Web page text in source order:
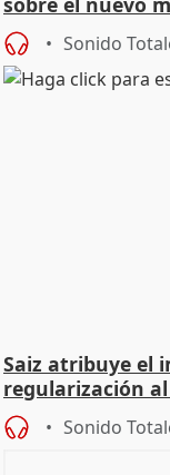
Sonido
Saiz atribuye el
regularización
Sonido